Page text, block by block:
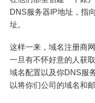
DNS服务器IP地址，指
址。
这样一来，域名注册商
一旦有不怀好意的人获
域名配置以及你DNS服
以将你们公司的域名和